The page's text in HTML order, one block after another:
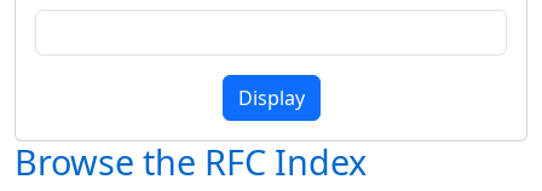
Browse the RFC Index